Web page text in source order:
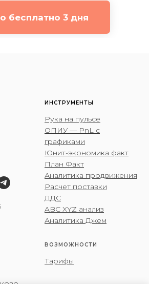
бесплатно 3 дня
ИНСТРУМЕНТЫ
Рука на пульсе
ОПИУ — PnL с
графиками
Юнит-экономика факт
План Факт
Аналитика продвижения
Расчет поставки
ДДС
ABC XYZ анализ
Аналитика Джем
ВОЗМОЖНОСТИ
Тарифы